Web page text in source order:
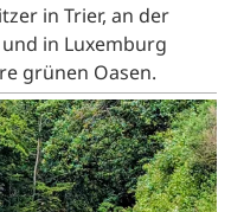
in Trier, an der
in Luxemburg
grünen Oasen.